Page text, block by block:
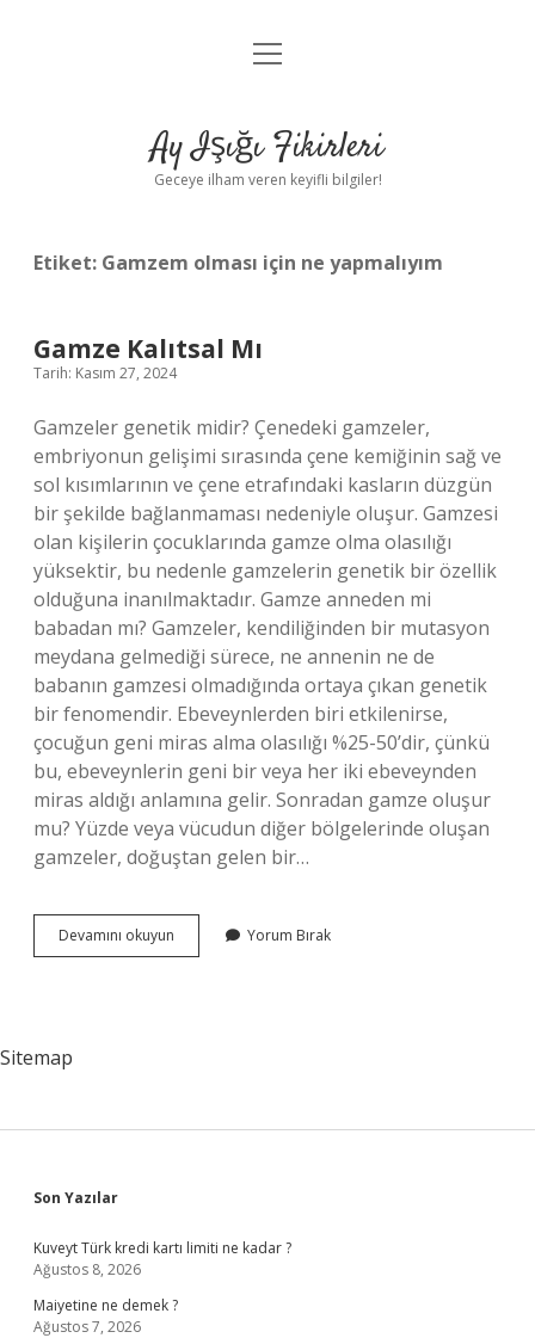
Anasayfa
Yasal Uyarı
menüyü
Ay Işığı Fikirleri
Geceye ilham veren keyifli bilgiler!
Etiket: Gamzem olması için ne yapmalıyım
Gamze Kalıtsal Mı
Tarih: Kasım 27, 2024
Gamzeler genetik midir? Çenedeki gamzeler,
embriyonun gelişimi sırasında çene kemiğinin sağ ve
sol kısımlarının ve çene etrafındaki kasların düzgün
bir şekilde bağlanmaması nedeniyle oluşur. Gamzesi
olan kişilerin çocuklarında gamze olma olasılığı
yüksektir, bu nedenle gamzelerin genetik bir özellik
olduğuna inanılmaktadır. Gamze anneden mi
babadan mı? Gamzeler, kendiliğinden bir mutasyon
meydana gelmediği sürece, ne annenin ne de
babanın gamzesi olmadığında ortaya çıkan genetik
bir fenomendir. Ebeveynlerden biri etkilenirse,
çocuğun geni miras alma olasılığı %25-50’dir, çünkü
bu, ebeveynlerin geni bir veya her iki ebeveynden
miras aldığı anlamına gelir. Sonradan gamze oluşur
mu? Yüzde veya vücudun diğer bölgelerinde oluşan
gamzeler, doğuştan gelen bir…
Devamını okuyun
Kalıtsal
Yorum Bırak
Sitemap
Sidebar
Son Yazılar
Kuveyt Türk kredi kartı limiti ne kadar ?
Ağustos 8, 2026
Maiyetine ne demek ?
Ağustos 7, 2026